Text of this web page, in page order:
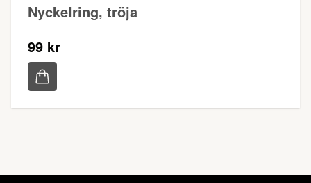
Nyckelring, tröja
99 kr